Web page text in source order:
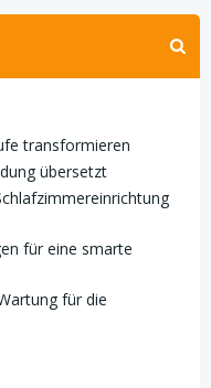
transformieren
übersetzt
für eine smarte
für die